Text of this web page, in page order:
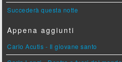
Succederà questa notte
Appena aggiunti
Carlo Acutis - Il giovane santo